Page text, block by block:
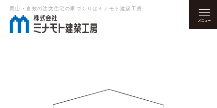
岡山・倉敷の注文住宅の家づくりはミナモト建築工房